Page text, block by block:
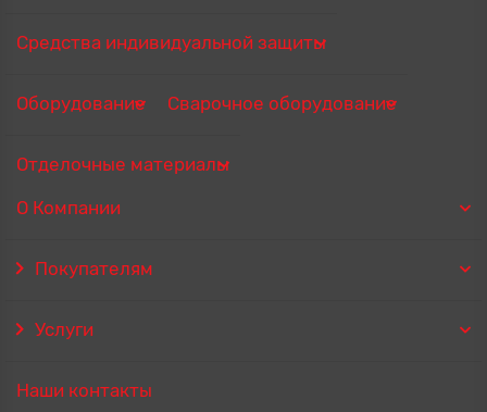
Средства индивидуальной защиты
Оборудование Сварочное оборудование
Отделочные материалы
О Компании
Покупателям
Услуги
Наши контакты